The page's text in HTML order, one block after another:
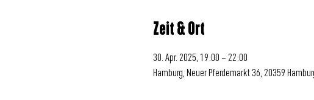
Zeit & Ort
30. Apr. 2025, 19:00 – 22:00
Hamburg, Neuer Pferdemarkt 36, 20359